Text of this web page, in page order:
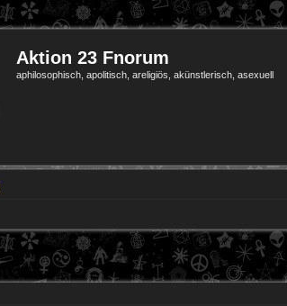
Aktion 23 Fnorum
aphilosophisch, apolitisch, areligiös, akünstlerisch, asexuell